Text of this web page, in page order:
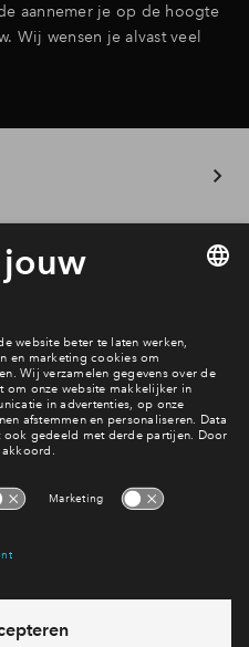
aannemer je op de hoogte
Wij wensen je alvast veel
dan snel aan
het belangrijkste nieuws en
aanmelden
68